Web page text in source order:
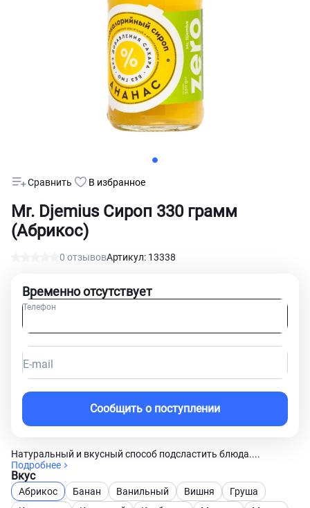
Mr. Djemius Сироп 330 грамм
(Абрикос)
0 отзывовАртикул: 13338
Сравнить В избранное
Натуральный и вкусный способ подсластить блюда....
Подробнее
Вкус
Абрикос Банан Ванильный Вишня
Груша
Временно отсутствует
Телефон
E-mail
Сообщить о поступлении